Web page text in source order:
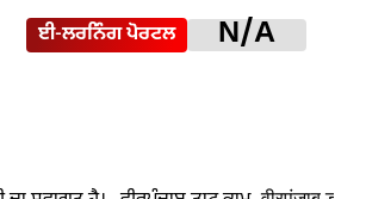
ਈ-ਲਰਨਿੰਗ ਪੋਰਟਲ N/A